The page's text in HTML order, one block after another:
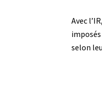
Avec
imposés
selon